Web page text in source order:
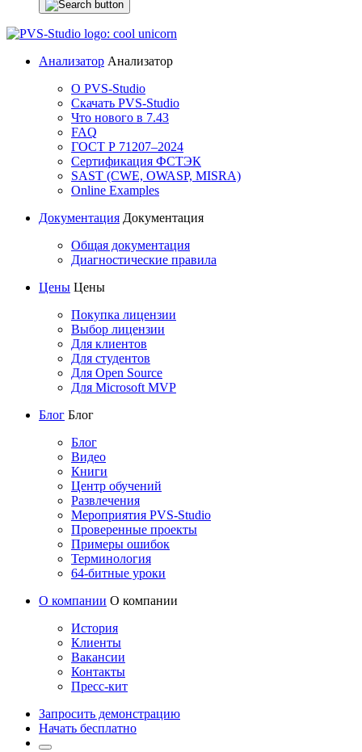
Анализатор Анализатор
О PVS-Studio
Скачать PVS-Studio
Что нового в 7.43
FAQ
ГОСТ Р 71207–2024
Сертификация ФСТЭК
SAST (CWE, OWASP, MISRA)
Online Examples
Документация Документация
Общая документация
Диагностические правила
Цены Цены
Покупка лицензии
Выбор лицензии
Для клиентов
Для студентов
Для Open Source
Для Microsoft MVP
Блог Блог
Блог
Видео
Книги
Центр обучений
Развлечения
Мероприятия PVS-Studio
Проверенные проекты
Примеры ошибок
Терминология
64-битные уроки
О компании О компании
История
Клиенты
Вакансии
Контакты
Пресс-кит
Запросить демонстрацию
Начать бесплатно